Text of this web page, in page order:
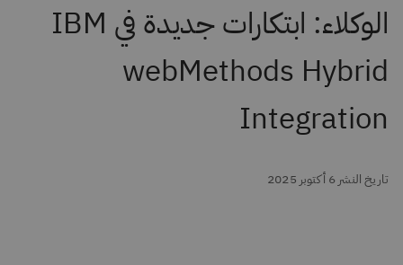
الوكلاء: ابتكارات جديدة في IBM
webMethods Hybrid
Integration
تاريخ النشر 6 أكتوبر 2025